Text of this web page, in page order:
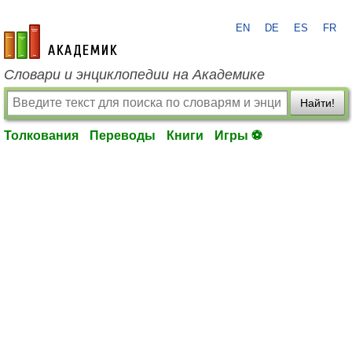
academic.ru
EN DE ES FR
Словари и энциклопедии на Академике
Найти!
Толкования Переводы Книги Игры ⚽